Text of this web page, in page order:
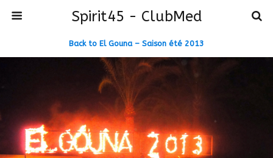
Spirit45 - ClubMed
Back to El Gouna – Saison été 2013